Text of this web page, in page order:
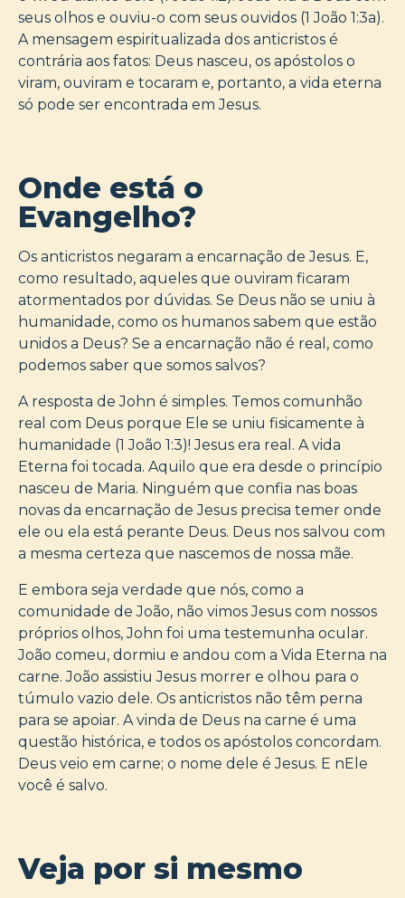
seus olhos e ouviu-o com seus ouvidos (1 João 1:3a).
A mensagem espiritualizada dos anticristos é
contrária aos fatos: Deus nasceu, os apóstolos o
viram, ouviram e tocaram e, portanto, a vida eterna
só pode ser encontrada em Jesus.
Onde está o
Evangelho?
Os anticristos negaram a encarnação de Jesus. E,
como resultado, aqueles que ouviram ficaram
atormentados por dúvidas. Se Deus não se uniu à
humanidade, como os humanos sabem que estão
unidos a Deus? Se a encarnação não é real, como
podemos saber que somos salvos?
A resposta de John é simples. Temos comunhão
real com Deus porque Ele se uniu fisicamente à
humanidade (1 João 1:3)! Jesus era real. A vida
Eterna foi tocada. Aquilo que era desde o princípio
nasceu de Maria. Ninguém que confia nas boas
novas da encarnação de Jesus precisa temer onde
ele ou ela está perante Deus. Deus nos salvou com
a mesma certeza que nascemos de nossa mãe.
E embora seja verdade que nós, como a
comunidade de João, não vimos Jesus com nossos
próprios olhos, John foi uma testemunha ocular.
João comeu, dormiu e andou com a Vida Eterna na
carne. João assistiu Jesus morrer e olhou para o
túmulo vazio dele. Os anticristos não têm perna
para se apoiar. A vinda de Deus na carne é uma
questão histórica, e todos os apóstolos concordam.
Deus veio em carne; o nome dele é Jesus. E nEle
você é salvo.
Veja por si mesmo